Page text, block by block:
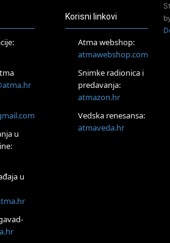
razvijanja intuicije i Akaša zapisa
Nove Zemlje
Jednodnevna radionica sistemskih
Seminar koji mijenja tijelo, duh i um
mudrosti i zajedništva
otpusti stres
u
u
Korisni linkovi
Atma webshop:
atmawebshop.com
Snimke radionica i
predavanja:
atmazon.hr
Vedska renesansa:
atmaveda.hr